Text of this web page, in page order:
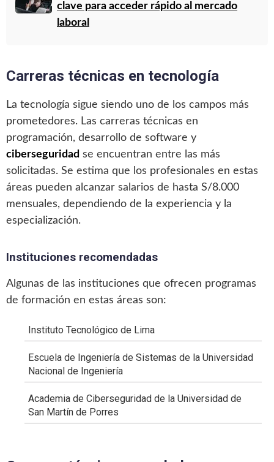
clave para acceder rápido al mercado
laboral
Carreras técnicas en tecnología
La tecnología sigue siendo uno de los campos más
prometedores. Las carreras técnicas en
programación, desarrollo de software y
ciberseguridad se encuentran entre las más
solicitadas. Se estima que los profesionales en estas
áreas pueden alcanzar salarios de hasta S/8.000
mensuales, dependiendo de la experiencia y la
especialización.
Instituciones recomendadas
Algunas de las instituciones que ofrecen programas
de formación en estas áreas son:
Instituto Tecnológico de Lima
Escuela de Ingeniería de Sistemas de la Universidad
Nacional de Ingeniería
Academia de Ciberseguridad de la Universidad de
San Martín de Porres